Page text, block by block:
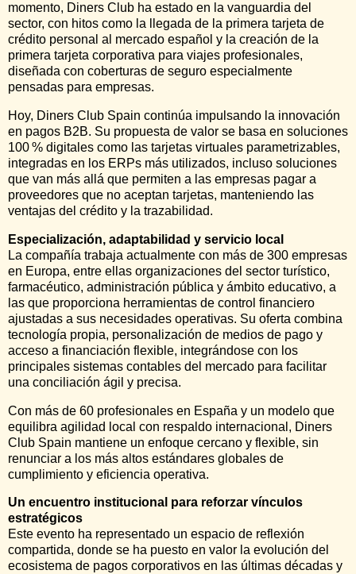
momento, Diners Club ha estado en la vanguardia del
sector, con hitos como la llegada de la primera tarjeta de
crédito personal al mercado español y la creación de la
primera tarjeta corporativa para viajes profesionales,
diseñada con coberturas de seguro especialmente
pensadas para empresas.
Hoy, Diners Club Spain continúa impulsando la innovación
en pagos B2B. Su propuesta de valor se basa en soluciones
100 % digitales como las tarjetas virtuales parametrizables,
integradas en los ERPs más utilizados, incluso soluciones
que van más allá que permiten a las empresas pagar a
proveedores que no aceptan tarjetas, manteniendo las
ventajas del crédito y la trazabilidad.
Especialización, adaptabilidad y servicio local
La compañía trabaja actualmente con más de 300 empresas
en Europa, entre ellas organizaciones del sector turístico,
farmacéutico, administración pública y ámbito educativo, a
las que proporciona herramientas de control financiero
ajustadas a sus necesidades operativas. Su oferta combina
tecnología propia, personalización de medios de pago y
acceso a financiación flexible, integrándose con los
principales sistemas contables del mercado para facilitar
una conciliación ágil y precisa.
Con más de 60 profesionales en España y un modelo que
equilibra agilidad local con respaldo internacional, Diners
Club Spain mantiene un enfoque cercano y flexible, sin
renunciar a los más altos estándares globales de
cumplimiento y eficiencia operativa.
Un encuentro institucional para reforzar vínculos
estratégicos
Este evento ha representado un espacio de reflexión
compartida, donde se ha puesto en valor la evolución del
ecosistema de pagos corporativos en las últimas décadas y